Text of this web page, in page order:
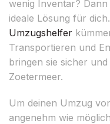
wenig Inventar?
ideale Lösung für
Umzugshelfer
Transportieren und
bringen sie sicher
Zoetermeer.
Um deinen Umzug
angenehm wie